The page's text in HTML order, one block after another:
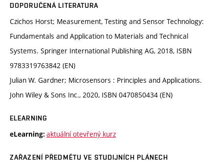
DOPORUČENÁ LITERATURA
Czichos Horst; Measurement, Testing and Sensor Technology:
Fundamentals and Application to Materials and Technical
Systems. Springer International Publishing AG, 2018, ISBN
9783319763842 (EN)
Julian W. Gardner; Microsensors : Principles and Applications.
John Wiley & Sons Inc., 2020, ISBN 0470850434 (EN)
ELEARNING
eLearning: aktuální otevřený kurz
ZAŘAZENÍ PŘEDMĚTU VE STUDIJNÍCH PLÁNECH